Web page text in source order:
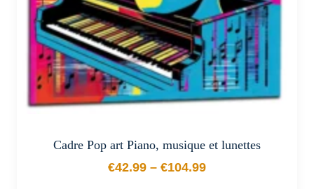
la
page
du
produit
Cadre Pop art Piano, musique et lunettes
€42.99 – €104.99
Plage de prix : €42.99 à